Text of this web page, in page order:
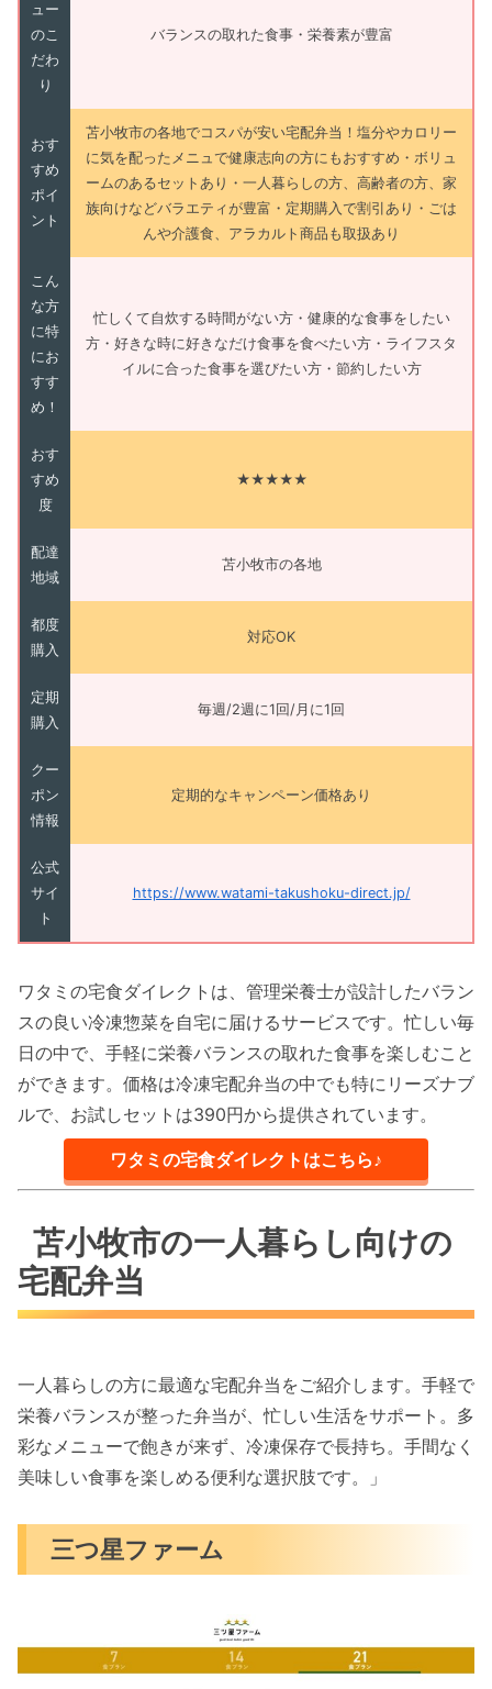
ュー
のこ
だわ
り
バランスの取れた食事・栄養素が豊富
おす
すめ
ポイ
ント
苫小牧市の各地でコスパが安い宅配弁当！塩分やカロリー
に気を配ったメニュで健康志向の方にもおすすめ・ボリュ
ームのあるセットあり・一人暮らしの方、高齢者の方、家
族向けなどバラエティが豊富・定期購入で割引あり・ごは
んや介護食、アラカルト商品も取扱あり
こん
な方
に特
にお
すす
め！
忙しくて自炊する時間がない方・健康的な食事をしたい
方・好きな時に好きなだけ食事を食べたい方・ライフスタ
イルに合った食事を選びたい方・節約したい方
おす
すめ
度
★★★★★
配達
地域
苫小牧市の各地
都度
購入
対応OK
定期
購入
毎週/2週に1回/月に1回
クー
ポン
情報
定期的なキャンペーン価格あり
公式
サイ
ト
https://www.watami-takushoku-direct.jp/
ワタミの宅食ダイレクトは、管理栄養士が設計したバラン
スの良い冷凍惣菜を自宅に届けるサービスです。忙しい毎
日の中で、手軽に栄養バランスの取れた食事を楽しむこと
ができます。価格は冷凍宅配弁当の中でも特にリーズナブ
ルで、お試しセットは390円から提供されています。
ワタミの宅食ダイレクトはこちら♪
苫小牧市の一人暮らし向けの
宅配弁当
一人暮らしの方に最適な宅配弁当をご紹介します。手軽で
栄養バランスが整った弁当が、忙しい生活をサポート。多
彩なメニューで飽きが来ず、冷凍保存で長持ち。手間なく
美味しい食事を楽しめる便利な選択肢です。」
三つ星ファーム